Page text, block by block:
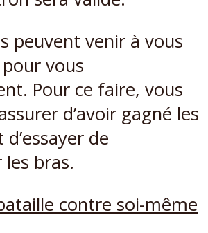
peuvent venir à vous
vous
Pour ce faire, vous
d’avoir gagné les
de
bras.